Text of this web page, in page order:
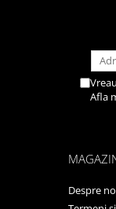
Afla
Despre